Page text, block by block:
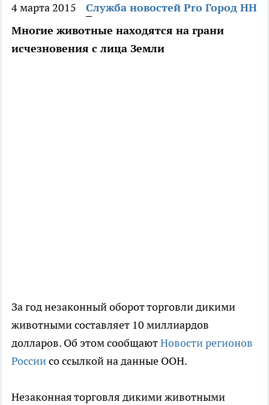
4 марта 2015
Служба новостей Pro Город НН
Многие животные находятся на грани
исчезновения с лица Земли
За год незаконный оборот торговли дикими
животными составляет 10 миллиардов
долларов. Об этом сообщаютНовости регионов
Россиисо ссылкой на данные ООН.
Незаконная торговля дикими животными